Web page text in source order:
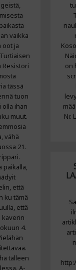
on
Ni:
vaikka
oot ja
Resistori
tässä
tuon
olla ihan
muut.
vähä
21.
paikalla,
että
ku tämä
että
kaverin
4.
tälleen
A-